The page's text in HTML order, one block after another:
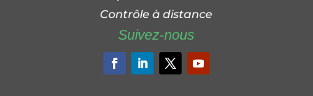
Contrôle à distance
Suivez-nous